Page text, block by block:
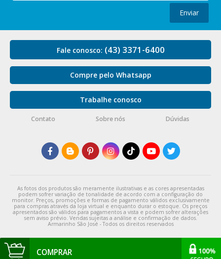
COMPRAR
Enviar
Fale conosco: (43) 3371-6400
Compre pelo Whatsapp
Trabalhe conosco
Contato Sobre nós Dúvidas
As fotos dos produtos são meramente ilustrativas e as cores apresentadas
podem sofrer variação de tonalidade de acordo com a configuração do
monitor. Preços, promoções e formas de pagamento válidos exclusivamente
para compras através da loja virtual e enquanto durar o estoque. Os preços
apresentados são válidos para pagamentos a vista e podem sofrer alterações
sem aviso prévio. Vendas sujeitas a análise e confirmação de dados.
Armarinho São José - Todos os direitos reservados